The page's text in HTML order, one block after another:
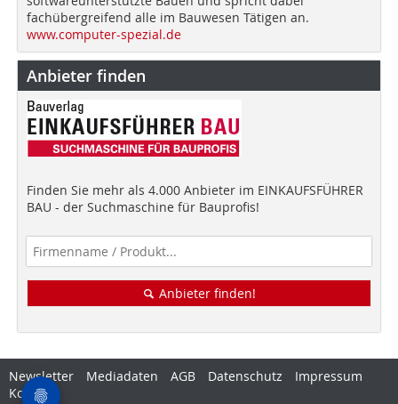
fachübergreifend alle im Bauwesen Tätigen an.
www.computer-spezial.de
Anbieter finden
Finden Sie mehr als 4.000 Anbieter im EINKAUFSFÜHRER
BAU - der Suchmaschine für Bauprofis!
Anbieter finden!
Newsletter Mediadaten AGB Datenschutz
Impressum
Kontakt